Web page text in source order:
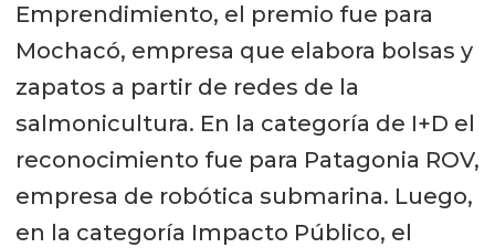
Emprendimiento, el premio fue para
Mochacó, empresa que elabora bolsas y
zapatos a partir de redes de la
salmonicultura. En la categoría de I+D el
reconocimiento fue para Patagonia ROV,
empresa de robótica submarina. Luego,
en la categoría Impacto Público, el